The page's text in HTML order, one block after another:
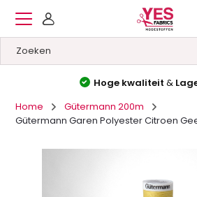
Hoge kwaliteit &
Home
Gütermann 200m
Gütermann Garen Polyester Citroen